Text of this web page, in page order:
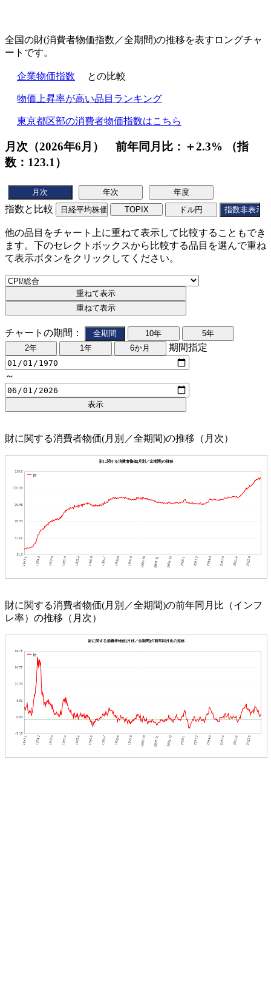
全国の財(消費者物価指数／全期間)の推移を表すロングチャ
ートです。
企業物価指数 との比較
物価上昇率が高い品目ランキング
東京都区部の消費者物価指数はこちら
月次（2026年6月） 前年同月比：＋2.3% （指
数：123.1）
指数と比較
他の品目をチャート上に重ねて表示して比較することもでき
ます。下のセレクトボックスから比較する品目を選んで重ね
て表示ボタンをクリックしてください。
チャートの期間：
期間指定
～
財に関する消費者物価(月別／全期間)の推移（月次）
財に関する消費者物価(月別／全期間)の前年同月比（インフ
レ率）の推移（月次）